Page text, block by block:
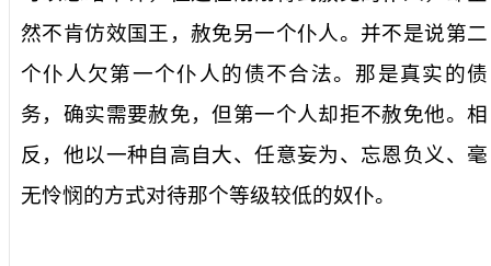
然不肯仿效国王，赦免另一个仆人。并不是说第二
个仆人欠第一个仆人的债不合法。那是真实的债
务，确实需要赦免，但第一个人却拒不赦免他。相
反，他以一种自高自大、任意妄为、忘恩负义、毫
无怜悯的方式对待那个等级较低的奴仆。